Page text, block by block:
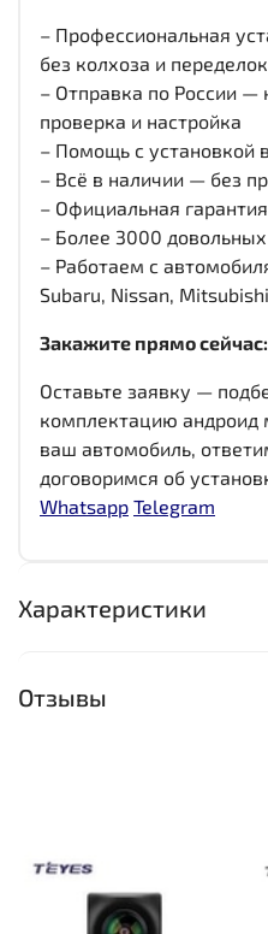
– Профессиональная
без колхоза и переделок
– Отправка по России —
проверка и настройка
– Помощь с установкой
– Всё в наличии — без
– Официальная
– Более 3000
– Работаем с
Subaru, Nissan,
Закажите прямо сейчас:
Оставьте заявку —
комплектацию андроид
ваш автомобиль,
договоримся об
Whatsapp Telegram
Характеристики
Отзывы